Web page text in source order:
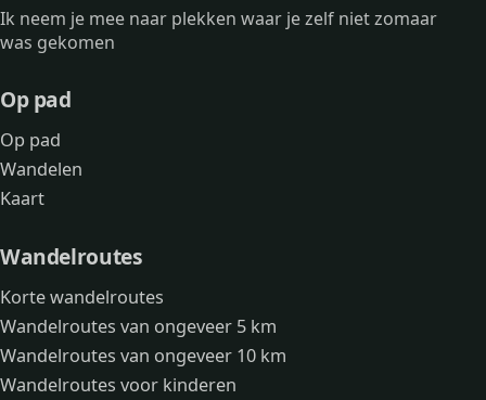
Ik neem je mee naar plekken waar je zelf niet zomaar
was gekomen
Op pad
Op pad
Wandelen
Kaart
Wandelroutes
Korte wandelroutes
Wandelroutes van ongeveer 5 km
Wandelroutes van ongeveer 10 km
Wandelroutes voor kinderen